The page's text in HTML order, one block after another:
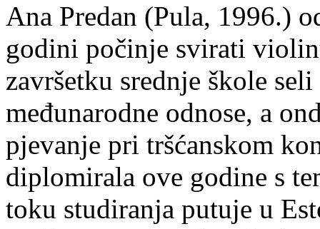
Ana Predan (Pula, 1996.)
godini počinje svirati
završetku srednje škole
međunarodne odnose, a
pjevanje pri tršćanskom
diplomirala ove godine s
toku studiranja putuje u